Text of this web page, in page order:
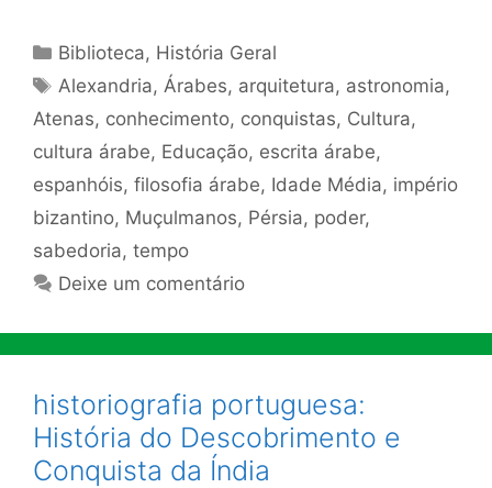
Categorias
Biblioteca, História Geral
Tags
Alexandria, Árabes, arquitetura, astronomia,
Atenas, conhecimento, conquistas, Cultura,
cultura árabe, Educação, escrita árabe,
espanhóis, filosofia árabe, Idade Média, império
bizantino, Muçulmanos, Pérsia, poder,
sabedoria, tempo
Deixe um comentário
historiografia portuguesa:
História do Descobrimento e
Conquista da Índia